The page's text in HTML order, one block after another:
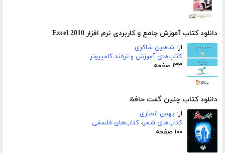
دانلود کتاب آموزش جامع و کاربردی نرم افزار Excel 2010
از: شاهین شاکری
کتاب‌های آموزش و ترفند کامپیوتر
۱۳۳ صفحه
دانلود کتاب چنین گفت حافظ
از: بهمن انصاری
کتاب‌های شعر، کتاب‌های فلسفی
۱۰۰ صفحه